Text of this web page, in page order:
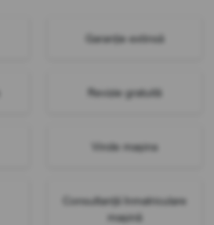
Garanție extinsă
Revizie gratuită
Vinde mașina
Consultanță înmatriculare
mașină